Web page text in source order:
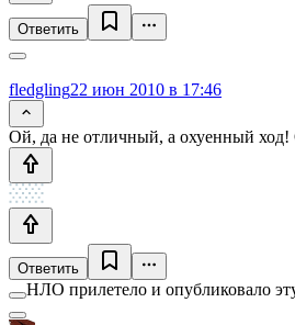
Ответить
fledgling22 июн 2010 в 17:46
Ой, да не отличный, а охуенный
Ответить
НЛО прилетело и опубликовало